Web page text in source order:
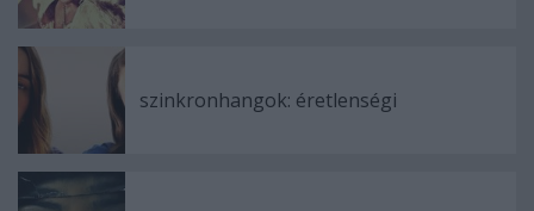
szinkronhangok: éretlenségi